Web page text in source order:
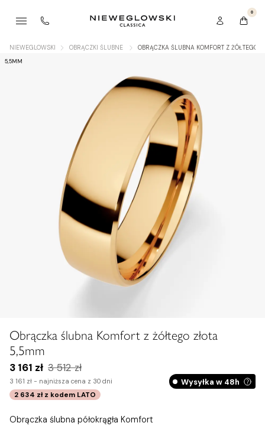
0
NIEWEGLOWSKI OBRĄCZKI ŚLUBNE OBRĄCZKA ŚLUBNA KOMFORT Z ŻÓŁTEGO
5,5MM
Obrączka ślubna Komfort z żółtego złota
5,5mm
3 161 zł 3 512 zł
3 161 zł - najniższa cena z 30 dni
2 634 zł z kodem LATO
Wysyłka w 48h
Obrączka ślubna półokrągła Komfort